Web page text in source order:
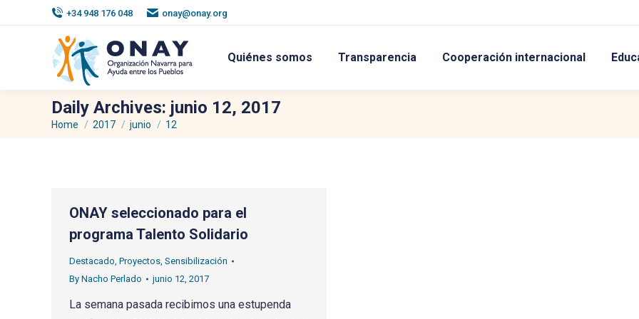
+34 948 176 048 onay@onay.org
Quiénes somos Transparencia Cooperación internacional
Daily Archives: junio 12, 2017
You are here:
Home 2017 junio 12
ONAY seleccionado para el
programa Talento Solidario
Destacado, Proyectos, Sensibilización
By Nacho Perlado junio 12, 2017
La semana pasada recibimos una estupenda